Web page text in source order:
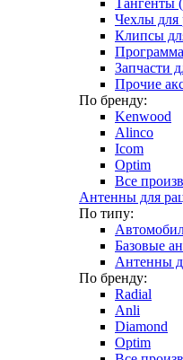
Чехлы для
Клипсы
Запчасти
Прочие
По бренду:
Kenwood
Alinco
Icom
Optim
Все
Антенны для
По типу:
Базовые
Антенны
По бренду:
Radial
Anli
Diamond
Optim